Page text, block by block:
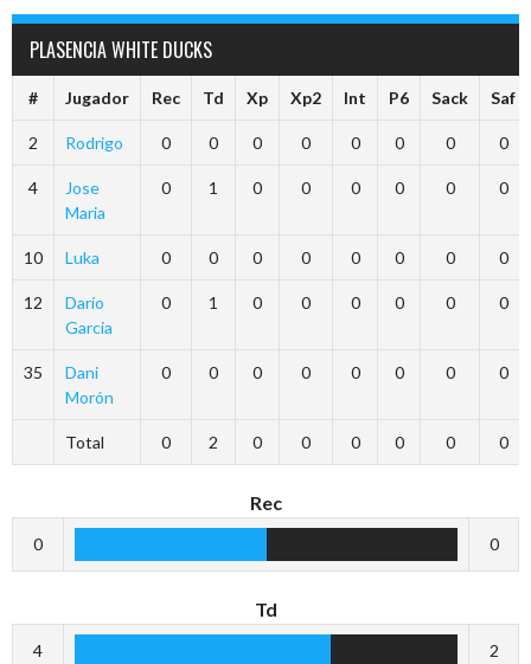
PLASENCIA WHITE DUCKS
# Jugador Rec Td Xp Xp2 Int P6 Sack Saf
2 Rodrigo 0 0 0 0 0 0 0 0
4
Jose
Maria
0 1 0 0 0 0 0 0
10 Luka 0 0 0 0 0 0 0 0
12
Darío
Garcia
0 1 0 0 0 0 0 0
35
Dani
Morón
0 0 0 0 0 0 0 0
Total 0 2 0 0 0 0 0 0
Rec
0 0
Td
4 2